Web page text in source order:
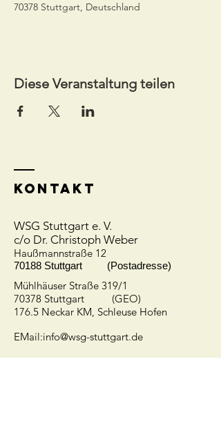
70378 Stuttgart, Deutschland
Diese Veranstaltung teilen
Kontakt
WSG Stuttgart e. V.
c/o Dr. Christoph Weber
Haußmannstraße 12
70188 Stuttgart (Postadresse)
Mühlhäuser Straße 319/1
70378 Stuttgart (GEO)
176.5 Neckar KM, Schleuse Hofen
EMail:info@wsg-stuttgart.de